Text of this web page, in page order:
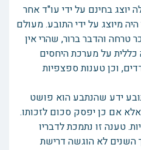
יוצג בחינם על ידי עו"ד אחר
מיוצג על ידי התובע. מעולם
טרחה והדבר ברור, שהרי אין
על מערכת היחסים
וכן טענות ספצפיות
ידע שהנתבע הוא פושט
אלא אם כן יפסק סכום לזכותו.
טענה זו נתמכת לדבריו
לא הוגשה דרישת